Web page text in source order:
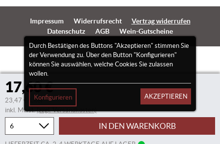
17,60 €
23,47 €/Liter
inkl. Mwst.(zzgl. Versandkosten)
IN DEN WARENKORB
Durch Bestätigen des Buttons "Akzeptieren" stimmen Sie
der Verwendung zu. Über den Button "Konfigurieren"
können Sie auswählen, welche Cookies Sie zulassen
wollen.
Konfigurieren AKZEPTIEREN
Impressum Widerrufsrecht
Vertrag widerrufen
Datenschutz
AGB Wein-Gutscheine